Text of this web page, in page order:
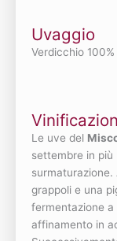
Uvaggio
Verdicchio 100%
Le uve del
settembre in più
surmaturazione.
grappoli e una
fermentazione
affinamento in